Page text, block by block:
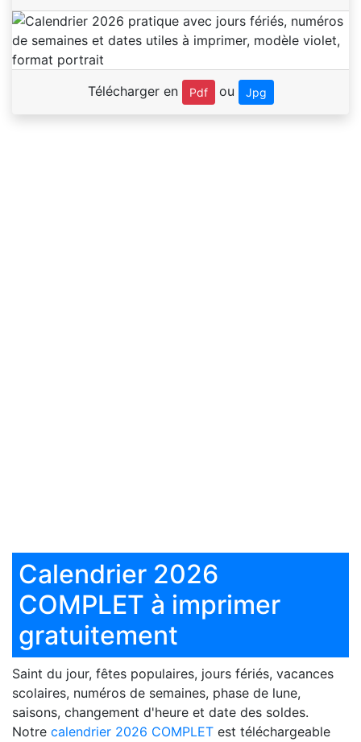
Télécharger en Pdf ou Jpg
Calendrier 2026
COMPLET à imprimer
gratuitement
Saint du jour, fêtes populaires, jours fériés, vacances
scolaires, numéros de semaines, phase de lune,
saisons, changement d'heure et date des soldes.
Notre calendrier 2026 COMPLET est téléchargeable